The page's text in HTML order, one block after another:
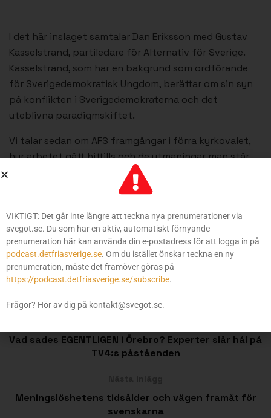
I det här inslaget samtalar Dan Eriksson med Gustav
Kasselstrand, partiledare för Alternativ för Sverige.
Kasselstrand, som har en bakgrund som ordförande
för Sverigedemokratisk Ungdom, berättar om sin syn
på konflikten i Sverigedemokraterna och det
uteblivna paradigmskiftet.
Vi talar sedan om AFS framgångar i förra kyrkovalet,
hur arbetet gått hittills och de utmaningar man står
inför när det gäller höstens val.
Avslutningsvis svarar Gustav Kasselstrand på frågor
från våra podcastprenumeranter och
kanalmedlemmar.
Etiketter: Alternativ för Sverige
Gustav Kasselstrand
Svenska kyrkan
Sverigedemokraterna
Vad sades EGENTLIGEN i Örebro? Experter slår hål på
TV4:s påståenden
Meningslöshetens tidsålder och vägen framåt för
svenskarna
VIKTIGT: Det går inte längre att teckna nya prenumerationer via
svegot.se. Du som har en aktiv, automatiskt förnyande
prenumeration här kan använda din e-postadress för att logga in på
podcast.detfriasverige.se. Om du istället önskar teckna en ny
prenumeration, måste det framöver göras på
https://podcast.detfriasverige.se/subscribe.
Frågor? Hör av dig på kontakt@svegot.se.